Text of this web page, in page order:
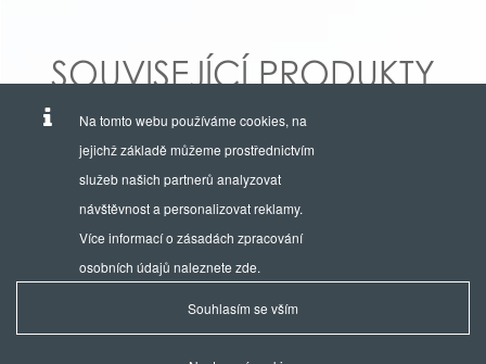
SOUVISEJÍCÍ PRODUKTY
Na tomto webu používáme cookies, na
jejichž základě můžeme prostřednictvím
služeb našich partnerů analyzovat
návštěvnost a personalizovat reklamy.
Více informací o zásadách zpracování
osobních údajů naleznete zde.
Souhlasím se vším